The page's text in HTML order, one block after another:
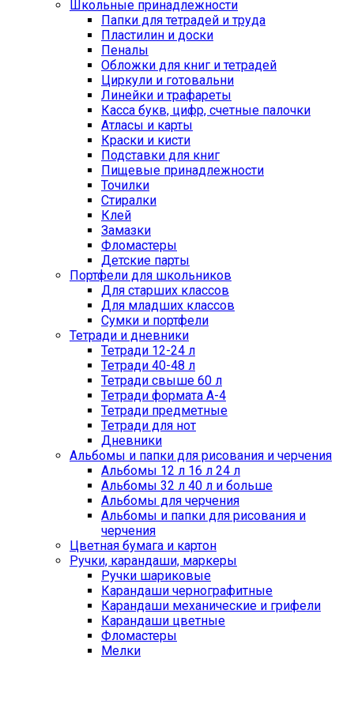
Школьные принадлежности
Папки для тетрадей и труда
Пластилин и доски
Пеналы
Обложки для книг и тетрадей
Циркули и готовальни
Линейки и трафареты
Касса букв, цифр, счетные палочки
Атласы и карты
Краски и кисти
Подставки для книг
Пищевые принадлежности
Точилки
Стиралки
Клей
Замазки
Фломастеры
Детские парты
Портфели для школьников
Для старших классов
Для младших классов
Сумки и портфели
Тетради и дневники
Тетради 12-24 л
Тетради 40-48 л
Тетради свыше 60 л
Тетради формата А-4
Тетради предметные
Тетради для нот
Дневники
Альбомы и папки для рисования и черчения
Альбомы 12 л 16 л 24 л
Альбомы 32 л 40 л и больше
Альбомы для черчения
Альбомы и папки для рисования и
черчения
Цветная бумага и картон
Ручки, карандаши, маркеры
Ручки шариковые
Карандаши чернографитные
Карандаши механические и грифели
Карандаши цветные
Фломастеры
Мелки